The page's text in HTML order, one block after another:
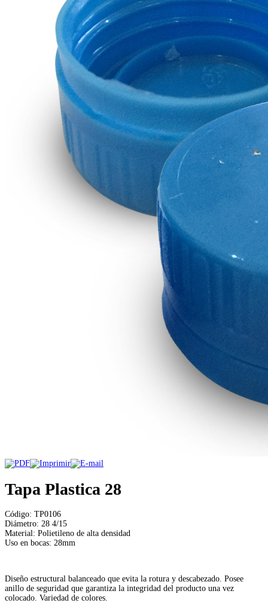
Tapa Plastica 28
Código: TP0106
Diámetro: 28 4/15
Material: Polietileno de alta densidad
Uso en bocas: 28mm
Diseño estructural balanceado que evita la rotura y descabezado. Posee
anillo de seguridad que garantiza la integridad del producto una vez
colocado. Variedad de colores.